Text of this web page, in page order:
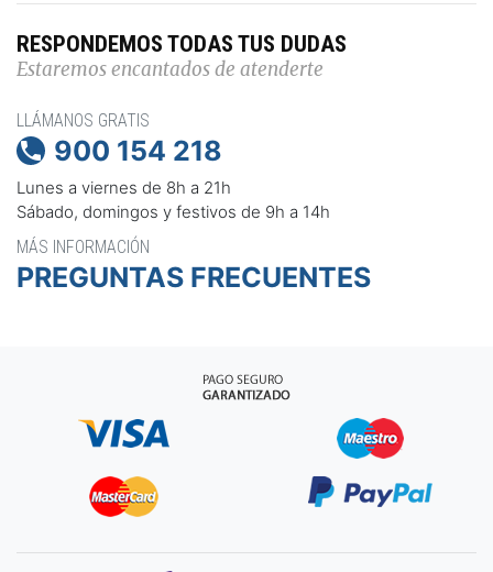
RESPONDEMOS TODAS TUS DUDAS
Estaremos encantados de atenderte
LLÁMANOS GRATIS
 900 154 218
Lunes a viernes de 8h a 21h
Sábado, domingos y festivos de 9h a 14h
MÁS INFORMACIÓN
PREGUNTAS FRECUENTES